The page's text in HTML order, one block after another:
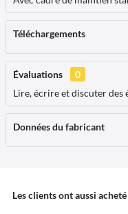
Téléchargements
Évaluations
0
Lire, écrire et discuter des
Données du fabricant
Les clients ont aussi acheté